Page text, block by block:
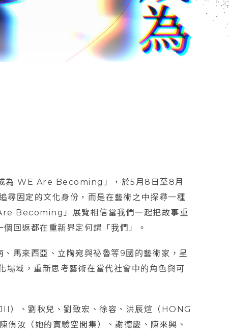
為 WE Are Becoming」，於5月8日至8月
固定的文化身份，而是在藝術之中探尋一種
Becoming」展覽相信當我們一起把故事重
回返都在重新界定何謂「我們」。
馬來西亞、立陶宛與祕魯等9國的藝術家，呈
域，重新思考藝術在當代社會中的角色與可
）、劉秋兒、劉致宏、徐容、洪辰煊（HONG
汝（她的實驗空間集）、謝德慶、陳來興、